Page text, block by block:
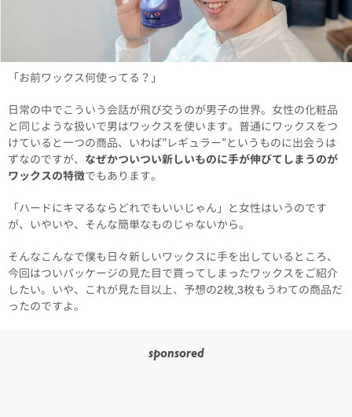
「お前ワックス何使ってる？」
日常の中でこういう会話が飛び交うのが男子の世界。女性の化粧品
と同じような扱いで男はワックスを使います。普通にワックスをつ
けていると一つの商品、いわば”レギュラー”というものに出会うは
ずなのですが、 なぜかついつい新しいものに手が伸びてしまうのが
ワックスの特徴でもあります。
「ハードにキマるならどれでもいいじゃん」と女性はいうのです
が、いやいや、そんな簡単なものじゃないから。
そんなこんなで僕も日々新しいワックスに手を出しているところ、
今回はついパッケージの見た目で買ってしまったワックスをご紹介
したい。いや、これが見た目以上、予想の2枚,3枚もうわての商品だ
ったのですよ。
sponsored